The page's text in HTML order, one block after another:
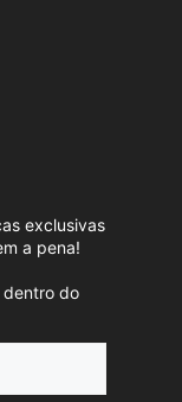
exclusivas
a pena!
do